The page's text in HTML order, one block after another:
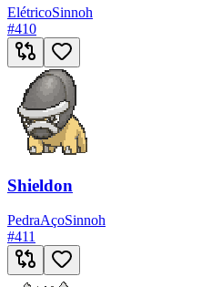
ElétricoSinnoh
#410
Shieldon
PedraAçoSinnoh
#411